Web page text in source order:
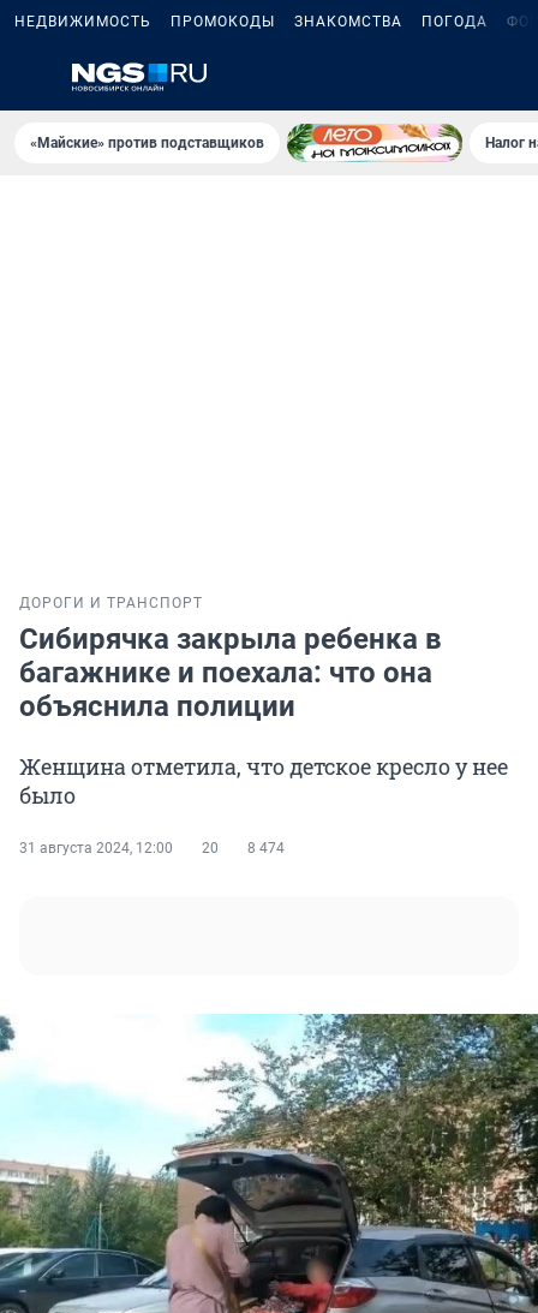
НЕДВИЖИМОСТЬ ПРОМОКОДЫ ЗНАКОМСТВА ПОГОДА
«Майские» против подставщиков Налог
ДОРОГИ И ТРАНСПОРТ
Сибирячка закрыла ребенка в
багажнике и поехала: что она
объяснила полиции
Женщина отметила, что детское кресло у нее
было
31 августа 2024, 12:00 20 8 474